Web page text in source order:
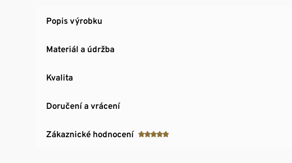
Popis výrobku
Materiál a údržba
Kvalita
Doručení a vrácení
Zákaznické hodnocení